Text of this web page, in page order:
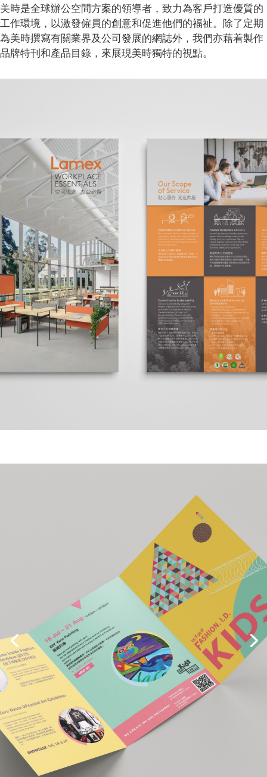
美時是全球辦公空間方案的領導者，致力為客戶打造優質的
工作環境，以激發僱員的創意和促進他們的福祉。除了定期
為美時撰寫有關業界及公司發展的網誌外，我們亦藉着製作
品牌特刊和產品目錄，來展現美時獨特的視點。